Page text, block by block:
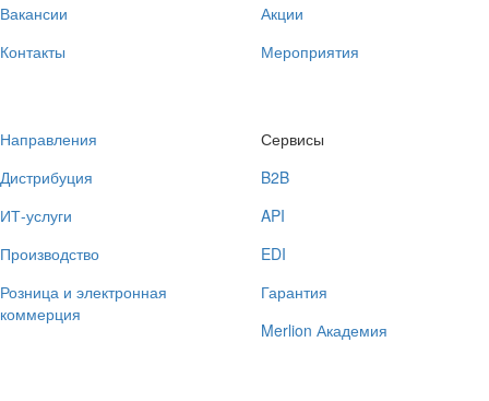
Вакансии
Контакты
Акции
Мероприятия
Направления
Дистрибуция
ИТ-услуги
Производство
Розница и электронная
коммерция
Сервисы
B2B
API
EDI
Гарантия
Merlion Академия